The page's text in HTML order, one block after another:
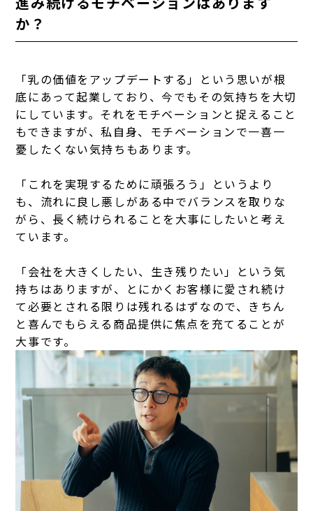
か？
「乳の価値をアップデートする」という思いが根
底にあって起業しており、今でもその気持ちを大切
にしています。それをモチベーションと捉えること
もできますが、私自身、モチベーションで一喜一
憂したくない気持ちもあります。
「これを実現するために頑張ろう」というより
も、流れに良し悪しがある中でバランスを取りな
がら、長く続けられることを大事にしたいと考え
ています。
「会社を大きくしたい、生き残りたい」という気
持ちはありますが、とにかくお客様に愛され続け
て必要とされる限りは残れるはずなので、きちん
と喜んでもらえる商品提供に焦点を充てることが
大事です。